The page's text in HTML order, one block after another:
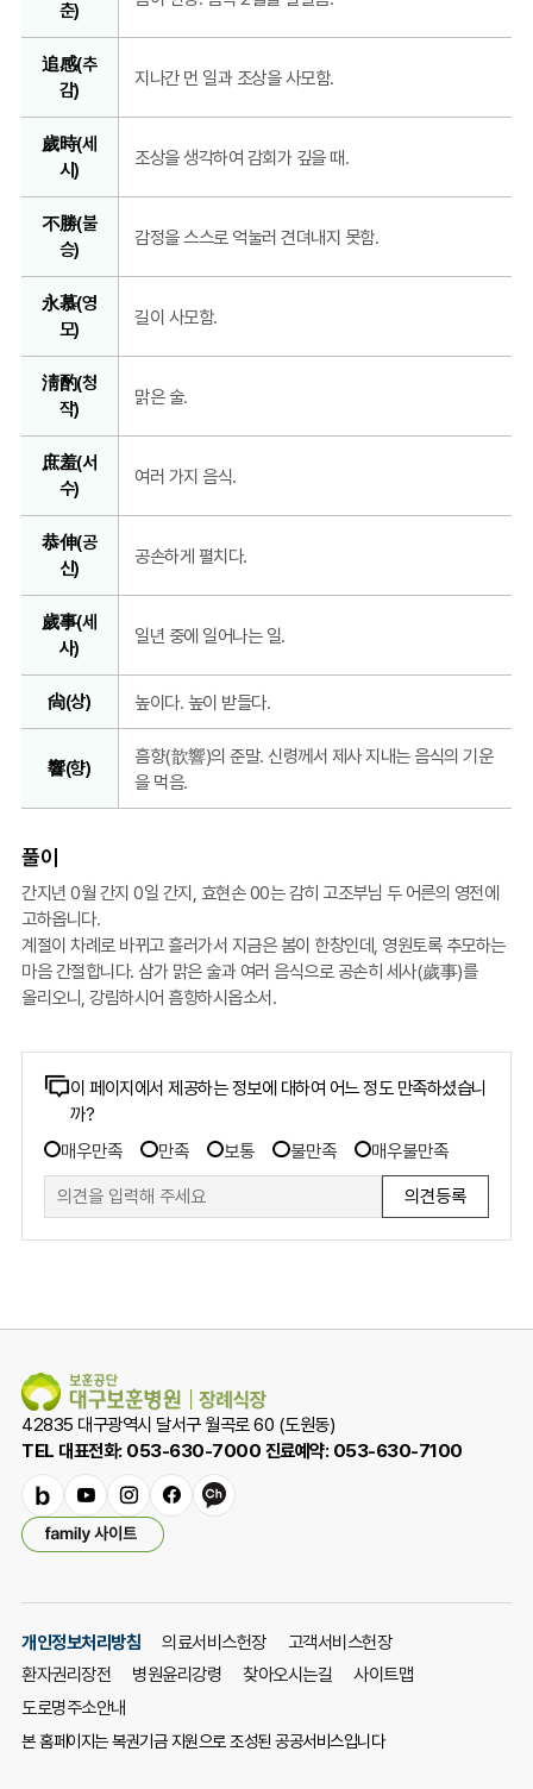
춘)
追感(추
감)
지나간 먼 일과 조상을 사모함.
歲時(세
시)
조상을 생각하여 감회가 깊을 때.
不勝(불
승)
감정을 스스로 억눌러 견뎌내지 못함.
永慕(영
모)
길이 사모함.
淸酌(청
작)
맑은 술.
庶羞(서
수)
여러 가지 음식.
恭伸(공
신)
공손하게 펼치다.
歲事(세
사)
일년 중에 일어나는 일.
尙(상) 높이다. 높이 받들다.
響(향)
흠향(歆響)의 준말. 신령께서 제사 지내는 음식의 기운
을 먹음.
풀이
간지년 0월 간지 0일 간지, 효현손 00는 감히 고조부님 두 어른의 영전에
고하옵니다.
계절이 차례로 바뀌고 흘러가서 지금은 봄이 한창인데, 영원토록 추모하는
마음 간절합니다. 삼가 맑은 술과 여러 음식으로 공손히 세사(歲事)를
올리오니, 강림하시어 흠향하시옵소서.
콘
츠
만
족
도
이 페이지에서 제공하는 정보에 대하여 어느 정도 만족하셨습니
까?
만
족
도
조
사
매우만족 만족 보통 불만족 매우불만족
42835 대구광역시 달서구 월곡로 60 (도원동)
TEL 대표전화: 053-630-7000 진료예약: 053-630-7100
밴
드
유
튜
브
인
스
타
램
페
카
널
패
밀
사
트
열
기
개인정보처리방침 의료서비스헌장
고객서비스헌장
환자권리장전
병원윤리강령 찾아오시는길
사이트맵
도로명주소안내
본 홈페이지는 복권기금 지원으로 조성된 공공서비스입니다